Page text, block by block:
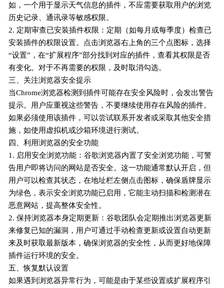
如，一个用于显示天气信息的插件，不应需要获取用户的浏览
历史记录、通讯录等敏感权限。
2. 定期审查已安装插件权限：定期（如每月或每季度）检查已
安装插件的权限设置。点击浏览器右上角的三个点图标，选择
“设置”，在“扩展程序”部分找到对应的插件，查看其权限是否
有变化。对于不再需要的权限，及时取消勾选。
三、关注浏览器安全提示
当Chrome浏览器检测到插件可能存在安全风险时，会发出警告
提示。用户应重视这些警告，不要继续使用存在风险的插件。
如果必须使用该插件，可以尝试联系开发者或采取其他安全措
施，如使用虚拟机或沙箱环境进行测试。
四、利用浏览器的安全功能
1. 启用安全浏览功能：谷歌浏览器内置了安全浏览功能，可警
告用户即将访问的网站是否安全。这一功能通常默认开启，但
用户可以检查其状态，在地址栏左侧点击图标，确保盾牌显示
为绿色，表示安全浏览功能已启用，它能主动扫描和检测潜在
恶意网站，提高整体安全性。
2. 保持浏览器本身定期更新：谷歌团队会定期推出浏览器更新
来修复已知的漏洞，用户可通过手动检查更新或设置自动更新
来及时获取最新版本，确保浏览器的安全性，从而更好地保障
插件运行环境的安全。
五、恢复默认设置
如果遇到浏览器异常行为，可能是由于某些设置或扩展程序引